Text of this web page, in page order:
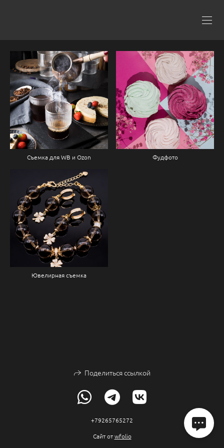
Съемка для WB и Ozon Фудфото
Ювелирная съемка
Поделиться ссылкой
+79265765272
Сайт отwfolio